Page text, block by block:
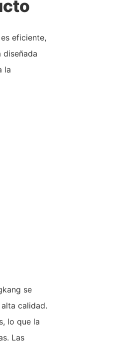
eficiente,
diseñada
la
se
calidad.
lo que la
Las